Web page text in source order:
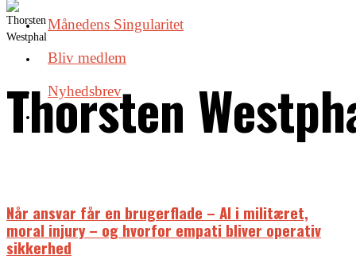
Månedens Singularitet
Bliv medlem
Nyhedsbrev
Thorsten
Når ansvar får en brugerflade – AI i militæret,
moral injury – og hvorfor empati bliver operativ
sikkerhed